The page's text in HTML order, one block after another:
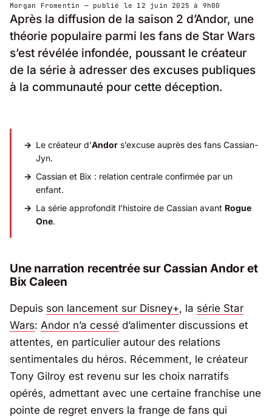
Morgan Fromentin — publié le 12 juin 2025 à 9h00
Après la diffusion de la saison 2 d’Andor, une
théorie populaire parmi les fans de Star Wars
s’est révélée infondée, poussant le créateur
de la série à adresser des excuses publiques
à la communauté pour cette déception.
Le créateur d’Andor s’excuse auprès des fans Cassian-
Jyn.
Cassian et Bix : relation centrale confirmée par un
enfant.
La série approfondit l’histoire de Cassian avant Rogue
One.
Une narration recentrée sur Cassian Andor et
Bix Caleen
Depuis son lancement sur Disney+, la série Star
Wars: Andor n’a cessé d’alimenter discussions et
attentes, en particulier autour des relations
sentimentales du héros. Récemment, le créateur
Tony Gilroy est revenu sur les choix narratifs
opérés, admettant avec une certaine franchise une
pointe de regret envers la frange de fans qui